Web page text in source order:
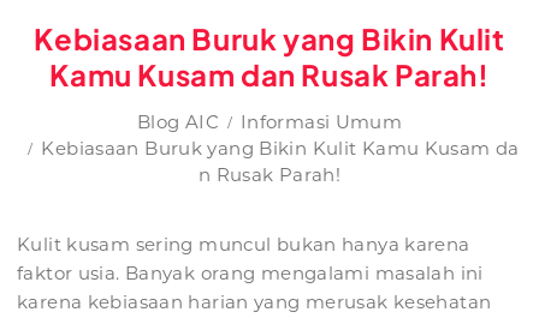
Kebiasaan Buruk yang Bikin Kulit
Kamu Kusam dan Rusak Parah!
Blog AIC
Informasi Umum
Kebiasaan Buruk yang Bikin Kulit Kamu Kusam da
n Rusak Parah!
Kulit kusam sering muncul bukan hanya karena
faktor usia. Banyak orang mengalami masalah ini
karena kebiasaan harian yang merusak kesehatan